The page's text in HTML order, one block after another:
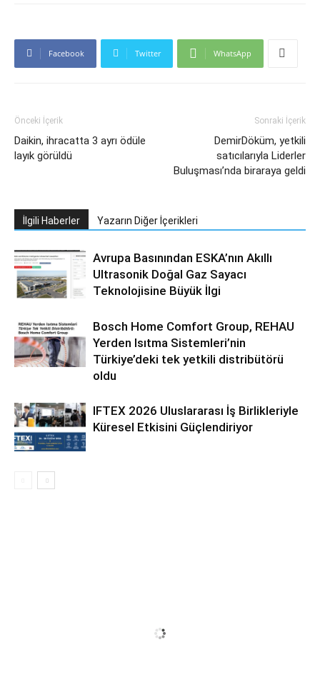
Facebook Twitter WhatsApp
Önceki İçerik
Daikin, ihracatta 3 ayrı ödüle
layık görüldü
Sonraki İçerik
DemirDöküm, yetkili
satıcılarıyla Liderler
Buluşması’nda biraraya geldi
İlgili Haberler Yazarın Diğer İçerikleri
Avrupa Basınından ESKA’nın Akıllı
Ultrasonik Doğal Gaz Sayacı
Teknolojisine Büyük İlgi
Bosch Home Comfort Group, REHAU
Yerden Isıtma Sistemleri’nin
Türkiye’deki tek yetkili distribütörü
oldu
IFTEX 2026 Uluslararası İş Birlikleriyle
Küresel Etkisini Güçlendiriyor